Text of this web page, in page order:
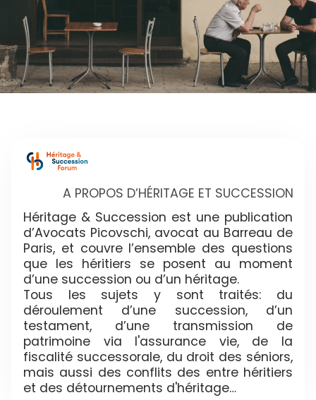
A PROPOS D’HÉRITAGE ET SUCCESSION
Héritage & Succession est une publication
d’Avocats Picovschi, avocat au Barreau de
Paris, et couvre l’ensemble des questions
que les héritiers se posent au moment
d’une succession ou d’un héritage.
Tous les sujets y sont traités: du
déroulement d’une succession, d’un
testament, d’une transmission de
patrimoine via l'assurance vie, de la
fiscalité successorale, du droit des séniors,
mais aussi des conflits des entre héritiers
et des détournements d'héritage…